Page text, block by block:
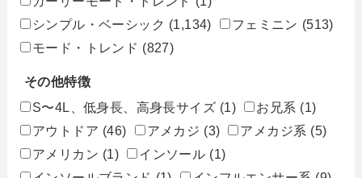
シンプル・ベーシック (1,134) フェミニン (513)
モード・トレンド (827)
その他特徴
S〜4L、低身長、高身長サイズ (1) お兄系 (1)
アウトドア (46) アメカジ (3) アメカジ系 (5)
アメリカン (1) インソール (1)